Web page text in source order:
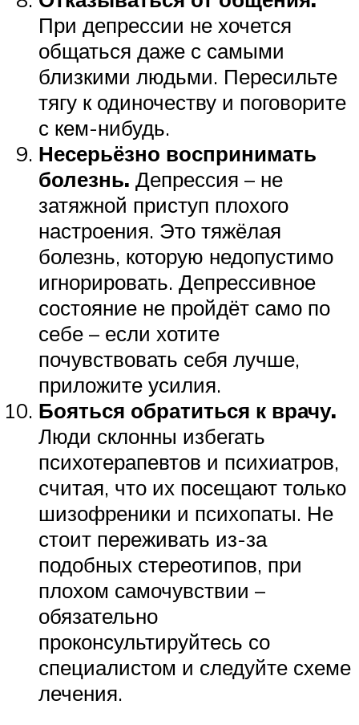
При депрессии не хочется
общаться даже с самыми
близкими людьми. Пересильте
тягу к одиночеству и поговорите
с кем-нибудь.
Несерьёзно воспринимать
болезнь. Депрессия – не
затяжной приступ плохого
настроения. Это тяжёлая
болезнь, которую недопустимо
игнорировать. Депрессивное
состояние не пройдёт само по
себе – если хотите
почувствовать себя лучше,
приложите усилия.
Бояться обратиться к врачу.
Люди склонны избегать
психотерапевтов и психиатров,
считая, что их посещают только
шизофреники и психопаты. Не
стоит переживать из-за
подобных стереотипов, при
плохом самочувствии –
обязательно
проконсультируйтесь со
специалистом и следуйте схеме
лечения.